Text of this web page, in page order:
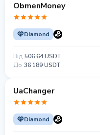
ObmenMoney
Diamond
Від 506.64 USDT
До 36 189 USDT
UaChanger
Diamond